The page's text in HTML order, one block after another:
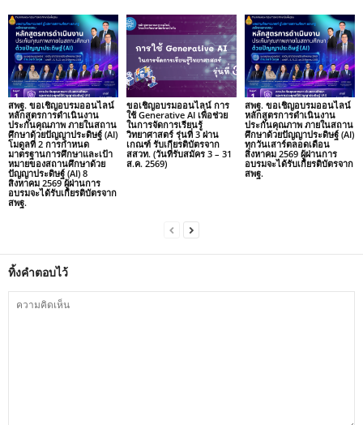
สพฐ. ขอเชิญอบรมออนไลน์
หลักสูตรการดำเนินงาน
ประกันคุณภาพ ภายในสถาน
ศึกษาด้วยปัญญาประดิษฐ์ (AI)
โมดูลที่ 2 การกำหนด
มาตรฐานการศึกษาและเป้า
หมายของสถานศึกษาด้วย
ปัญญาประดิษฐ์ (AI) 8
สิงหาคม 2569 ผู้ผ่านการ
อบรมจะได้รับเกียรติบัตรจาก
สพฐ.
ขอเชิญอบรมออนไลน์ การ
ใช้ Generative AI เพื่อช่วย
ในการจัดการเรียนรู้
วิทยาศาสตร์ รุ่นที่ 3 ผ่าน
เกณฑ์ รับเกียรติบัตรจาก
สสวท. (วันที่รับสมัคร 3 – 31
ส.ค. 2569)
สพฐ. ขอเชิญอบรมออนไลน์
หลักสูตรการดำเนินงาน
ประกันคุณภาพ ภายในสถาน
ศึกษาด้วยปัญญาประดิษฐ์ (AI)
ทุกวันเสาร์ตลอดเดือน
สิงหาคม 2569 ผู้ผ่านการ
อบรมจะได้รับเกียรติบัตรจาก
สพฐ.
ทิ้งคำตอบไว้